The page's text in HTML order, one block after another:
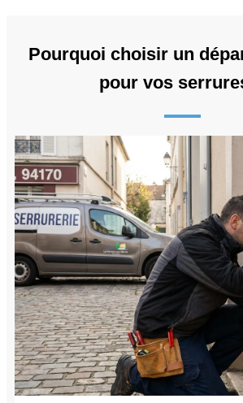
Pourquoi choisir un
pour vos